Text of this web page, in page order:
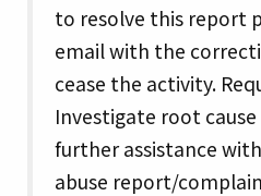
to resolve this report
email with the
cease the activity.
Investigate root
further assistance
abuse report/